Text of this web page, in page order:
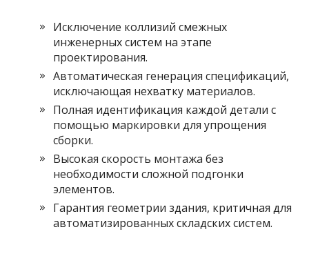
Исключение коллизий смежных
инженерных систем на этапе
проектирования.
Автоматическая генерация спецификаций,
исключающая нехватку материалов.
Полная идентификация каждой детали с
помощью маркировки для упрощения
сборки.
Высокая скорость монтажа без
необходимости сложной подгонки
элементов.
Гарантия геометрии здания, критичная для
автоматизированных складских систем.